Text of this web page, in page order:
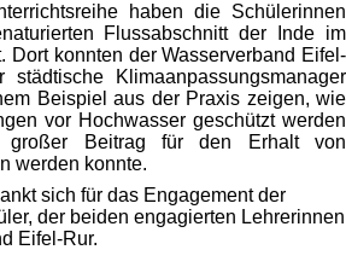
haben die Schülerinnen
Flussabschnitt der Inde im
Dort konnten der Wasserverband Eifel-
Klimaanpassungsmanager
Beispiel aus der Praxis zeigen, wie
vor Hochwasser geschützt werden
großer Beitrag für den Erhalt von
werden konnte.
sich für das Engagement der
der beiden engagierten Lehrerinnen
Eifel-Rur.